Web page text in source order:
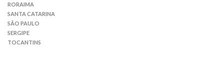
RORAIMA
SANTA CATARINA
SÃO PAULO
SERGIPE
TOCANTINS